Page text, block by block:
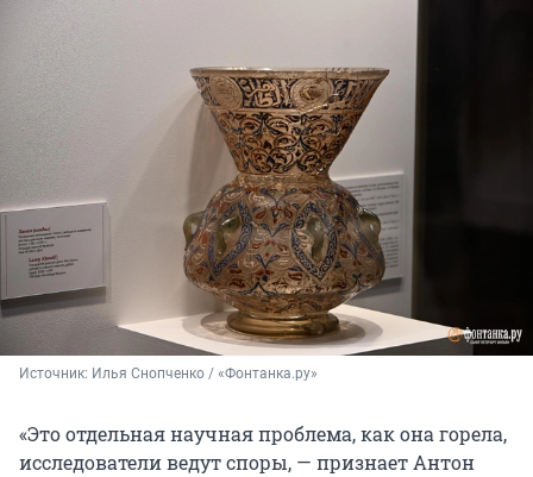
Источник: Илья Снопченко / «Фонтанка.ру»
«Это отдельная научная проблема, как она горела,
исследователи ведут споры, — признает Антон